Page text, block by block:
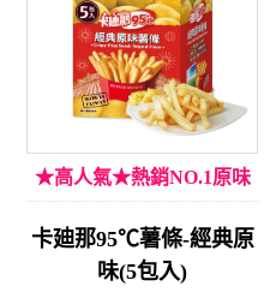
★高人氣★熱銷NO.1原味
卡廸那95℃薯條-經典原
味(5包入)